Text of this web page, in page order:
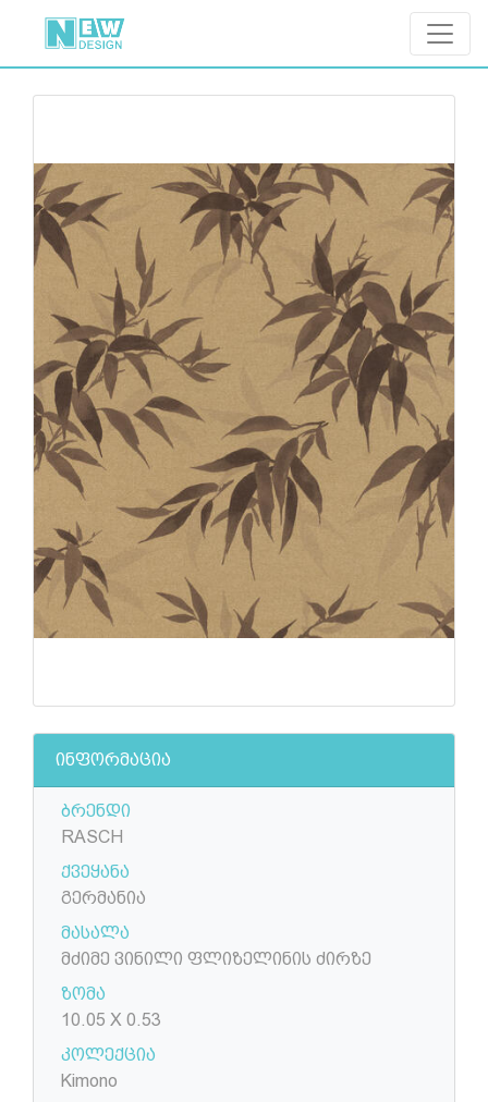
ინფორმაცია
ბრენდი
RASCH
ქვეყანა
გერმანია
მასალა
მძიმე ვინილი ფლიზელინის ძირზე
ზომა
10.05 X 0.53
კოლექცია
Kimono